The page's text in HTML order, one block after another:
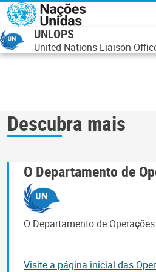
Passar para o conteúdo principal
UNLOPS
United Nations Liaison
Descubra mais
O Departamento de
O Departamento de
Visite a página inicial das